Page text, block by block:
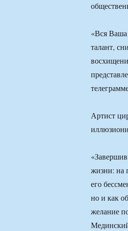
«Вся
талант,
Артист
жизни: на
его
но и как
желание